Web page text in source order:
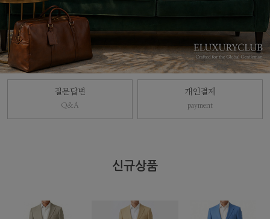
질문답변
Q&A
개인결제
payment
신규상품